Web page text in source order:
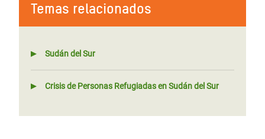
Temas relacionados
Sudán del Sur
Crisis de Personas Refugiadas en Sudán del Sur